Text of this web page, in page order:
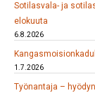
Sotilasvala- ja
elokuuta
6.8.2026
1.7.2026
Työnantaja –